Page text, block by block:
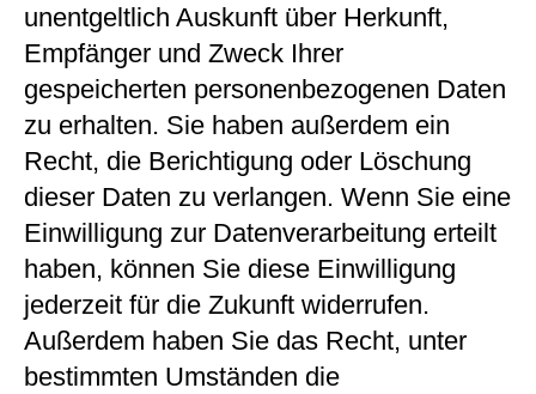
unentgeltlich Auskunft über Herkunft,
Empfänger und Zweck Ihrer
gespeicherten personenbezogenen Daten
zu erhalten. Sie haben außerdem ein
Recht, die Berichtigung oder Löschung
dieser Daten zu verlangen. Wenn Sie eine
Einwilligung zur Datenverarbeitung erteilt
haben, können Sie diese Einwilligung
jederzeit für die Zukunft widerrufen.
Außerdem haben Sie das Recht, unter
bestimmten Umständen die